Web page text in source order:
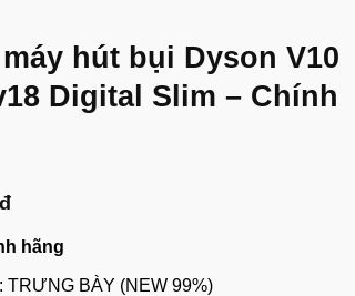
hút bụi Dyson V10
Digital Slim – Chính
đ
hãng
TRƯNG BÀY (NEW 99%)